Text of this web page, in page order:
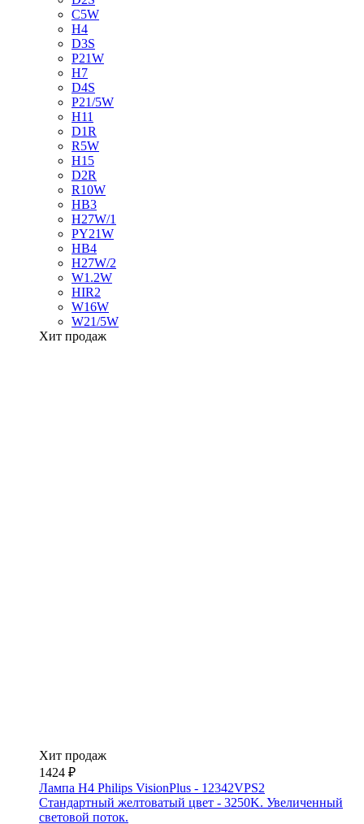
C5W
H4
D3S
P21W
H7
D4S
P21/5W
H11
D1R
R5W
H15
D2R
R10W
HB3
H27W/1
PY21W
HB4
H27W/2
W1.2W
HIR2
W16W
W21/5W
Хит продаж
Хит продаж
1424 ₽
Лампа H4 Philips VisionPlus - 12342VPS2
Стандартный желтоватый цвет - 3250K. Увеличенный
световой поток.